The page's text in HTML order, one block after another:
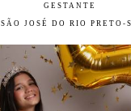
GESTANTE
SÃO JOSÉ DO RIO PRETO-